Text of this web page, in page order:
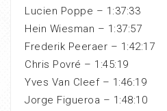
Lucien Poppe – 1:37:33
Hein Wiesman – 1:37:57
Frederik Peeraer – 1:42:17
Chris Povré – 1:45:19
Yves Van Cleef – 1:46:19
Jorge Figueroa – 1:48:10